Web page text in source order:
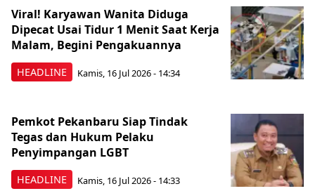
HEADLINE
Viral! Karyawan Wanita Diduga
Dipecat Usai Tidur 1 Menit Saat Kerja
Malam, Begini Pengakuannya
Kamis, 16 Jul 2026 - 14:34
HEADLINE
Pemkot Pekanbaru Siap Tindak
Tegas dan Hukum Pelaku
Penyimpangan LGBT
Kamis, 16 Jul 2026 - 14:33